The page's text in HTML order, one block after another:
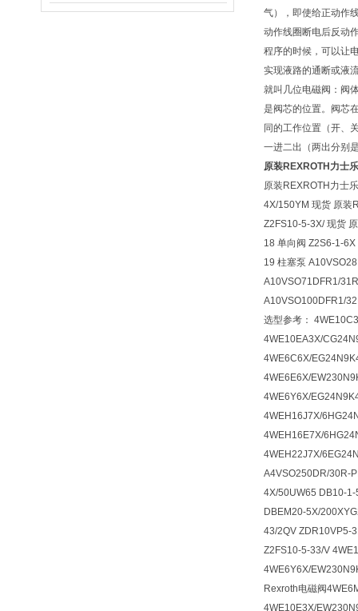
气），即使给正动作
动作线圈断电后反动
程序的时候，可以让
实现液路的通断或液
就叫几位电磁阀：阀
是阀芯的位置。阀芯
同的工作位置（开、
一进二出（两出分别
原装REXROTH力士
原装REXROTH力士
4X/150YM 现货 原装
Z2FS10-5-3X/ 现货
18 单向阀 Z2S6-1-
19 柱塞泵
A10VSO71DFR1/
A10VSO100DFR1/
选型参考：
4WE10EA3X/
4WE6C6X/
4WE6E6X/
4WE6Y6X/
4WEH16J7X/
4WEH16E7X/
4WEH22J7X/
A4VSO250DR/30R-
4X/50UW65 DB10-
DBEM20-5X/
43/2QV ZDR10VP5-
Z2FS10-5-33/V
4WE6Y6X/
Rexroth电磁阀
4WE10E3X/